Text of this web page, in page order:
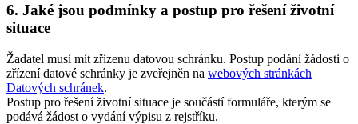
6. Jaké jsou podmínky a postup pro řešení životní
situace
Žadatel musí mít zřízenu datovou schránku. Postup podání žádosti o
zřízení datové schránky je zveřejněn na webových stránkách
Datových schránek.
Postup pro řešení životní situace je součástí formuláře, kterým se
podává žádost o vydání výpisu z rejstříku.